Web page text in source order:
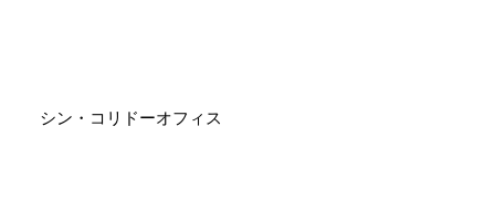
シン・コリドーオフィス